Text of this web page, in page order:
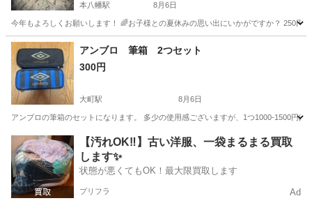
本八幡駅 8月6日
今年もよろしくお願いします！ 🌈お子様との夏休みの思い出にいかがですか？
千葉 市川市 本八幡駅 その他 カブトムシ
アンブロ 筆箱 2つセット
300円
大町駅 8月6日
アンブロの筆箱のセットになります。 多少の使用感ございますが、1つ1000-1500円
千葉 松戸市 大町駅 その他 筆箱
【汚れOK‼️】古い洋服、一袋まるまる買取
します✨
状態が悪くてもOK！最大限買取します
プリフラ Ad